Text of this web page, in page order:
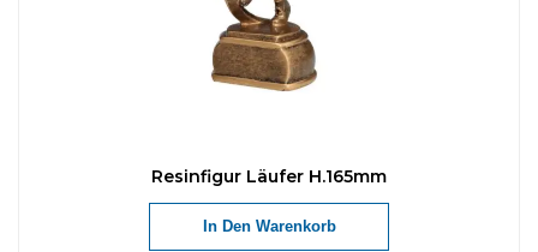
Resinfigur Läufer H.165mm
In Den Warenkorb